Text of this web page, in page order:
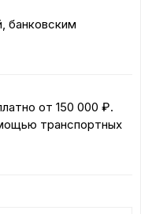
банковским
от 150 000 ₽.
транспортных